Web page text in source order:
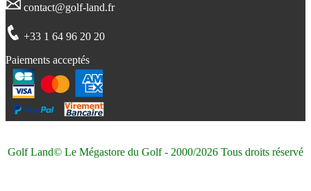
contact@golf-land.fr
+33 1 64 96 20 20
Paiements acceptés
Golf Land© Le Mégastore du Golf - 2000/2026 Tous droits réservé